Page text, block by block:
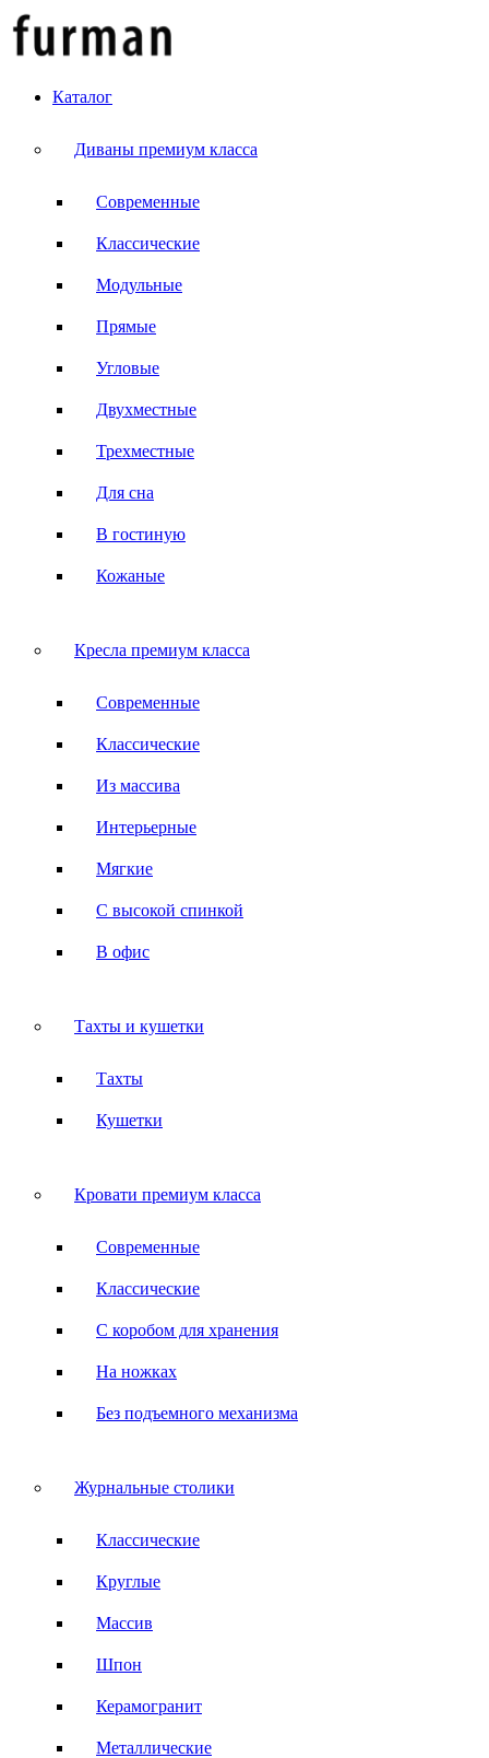
Каталог
Диваны премиум класса
Современные
Классические
Модульные
Прямые
Угловые
Двухместные
Трехместные
Для сна
В гостиную
Кожаные
Кресла премиум класса
Современные
Классические
Из массива
Интерьерные
Мягкие
С высокой спинкой
В офис
Тахты и кушетки
Тахты
Кушетки
Кровати премиум класса
Современные
Классические
С коробом для хранения
На ножках
Без подъемного механизма
Журнальные столики
Классические
Круглые
Массив
Шпон
Керамогранит
Металлические